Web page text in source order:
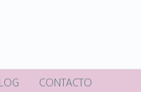
CONTACTO